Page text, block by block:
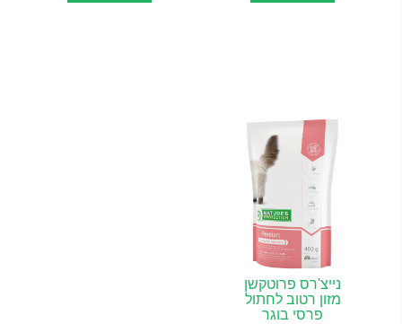
נייצ'רס פרוטקשן
מזון רטוב לחתול
פרסי בוגר